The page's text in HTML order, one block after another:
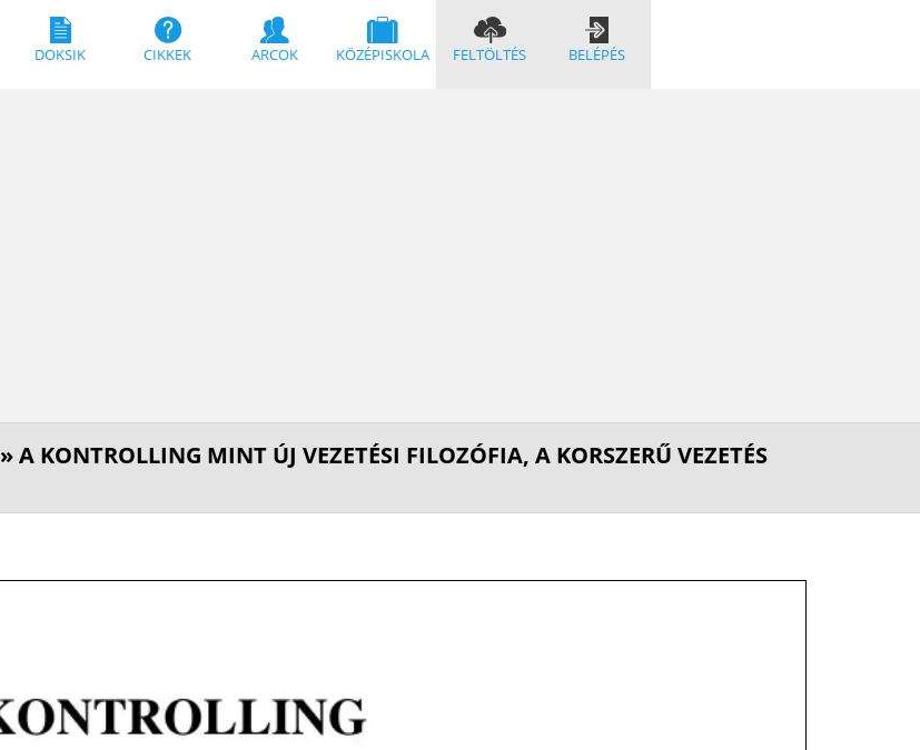
DOKSIK CIKKEK ARCOK KÖZÉPISKOLA FELTÖLTÉS BELÉPÉS
» A KONTROLLING MINT ÚJ VEZETÉSI FILOZÓFIA, A KORSZERŰ VEZETÉS